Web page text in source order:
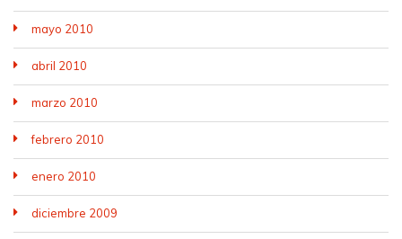
mayo 2010
abril 2010
marzo 2010
febrero 2010
enero 2010
diciembre 2009